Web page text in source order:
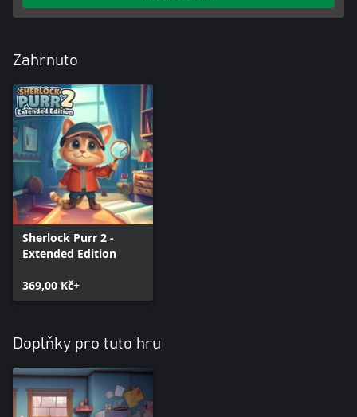
Zahrnuto
Sherlock Purr 2 -
Extended Edition
369,00 Kč+
Doplňky pro tuto hru